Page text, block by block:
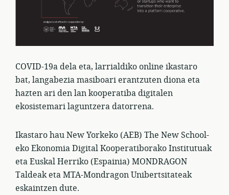
COVID-19a dela eta, larrialdiko online ikastaro
bat, langabezia masiboari erantzuten diona eta
hazten ari den lan kooperatiba digitalen
ekosistemari laguntzera datorrena.
Ikastaro hau New Yorkeko (AEB) The New School-
eko Ekonomia Digital Kooperatiborako Institutuak
eta Euskal Herriko (Espainia) MONDRAGON
Taldeak eta MTA-Mondragon Unibertsitateak
eskaintzen dute.